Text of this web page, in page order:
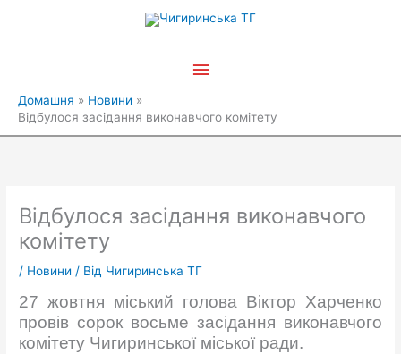
Головне
Домашня
Новини
Відбулося засідання виконавчого комітету
Відбулося засідання виконавчого
комітету
/ Новини / Від Чигиринська ТГ
27 жовтня міський голова Віктор Харченко
провів сорок восьме засідання виконавчого
комітету Чигиринської міської ради.